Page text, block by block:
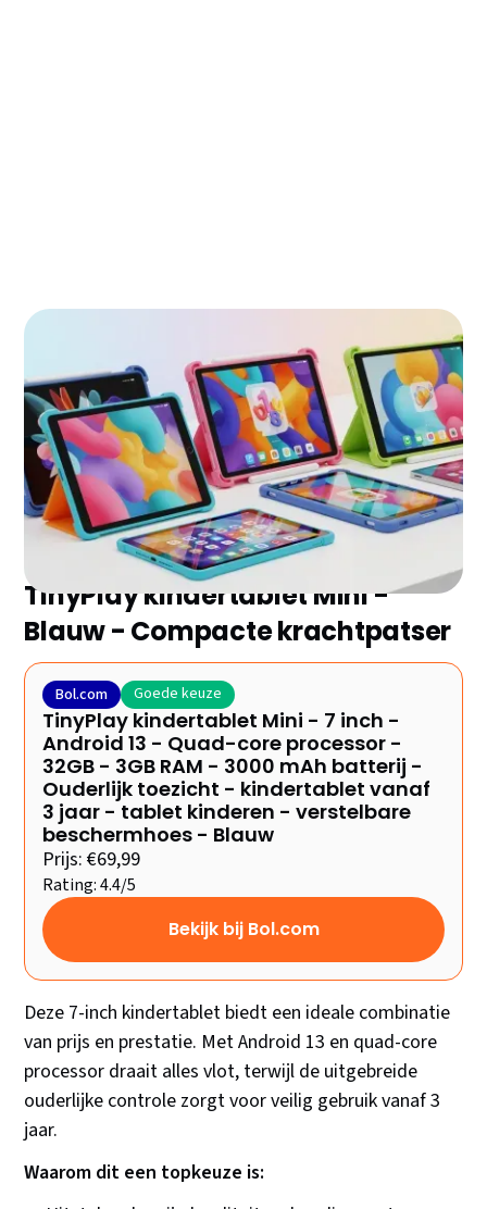
Zoek je de beste kindertablet zonder eindeloos te
vergelijken? Wij hebben de 7 topmodellen van 2026
voor je geselecteerd en de belangrijkste plus- en
minpunten op een rij gezet. Ontdek snel welke het
beste bij jou past!
TinyPlay kindertablet Mini -
Blauw - Compacte krachtpatser
Bol.com Goede keuze
TinyPlay kindertablet Mini - 7 inch -
Android 13 - Quad-core processor -
32GB - 3GB RAM - 3000 mAh batterij -
Ouderlijk toezicht - kindertablet vanaf
3 jaar - tablet kinderen - verstelbare
beschermhoes - Blauw
Prijs: €69,99
Rating: 4.4/5
Bekijk bij Bol.com
Deze 7-inch kindertablet biedt een ideale combinatie
van prijs en prestatie. Met Android 13 en quad-core
processor draait alles vlot, terwijl de uitgebreide
ouderlijke controle zorgt voor veilig gebruik vanaf 3
jaar.
Waarom dit een topkeuze is: